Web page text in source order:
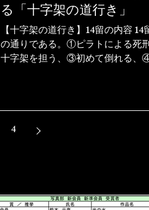
る「十字架の道行き」
【十字架の道行き】14留の内容 14
の通りである。①ピラトによる死
十字架を担う、③初めて倒れる、④
倒れる、⑩衣をはがされる、⑪十
4